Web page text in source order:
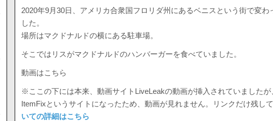
2020年9月30日、アメリカ合衆国フロリダ州にあるベニスという街で変わ
した。
場所はマクドナルドの横にある駐車場。
そこではリスがマクドナルドのハンバーガーを食べていました。
動画はこちら
※ここの下には本来、動画サイトLiveLeakの動画が挿入されていましたが
ItemFixというサイトになったため、動画が見れません。リンクだけ残して
いての詳細はこちら